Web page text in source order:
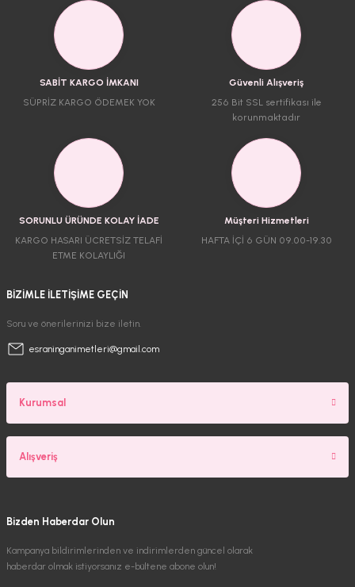
SABİT KARGO İMKANI
SÜPRİZ KARGO ÖDEMEK YOK
Güvenli Alışveriş
256 Bit SSL sertifikası ile
korunmaktadır
SORUNLU ÜRÜNDE KOLAY İADE
KARGO HASARI ÜCRETSİZ TELAFİ
ETME KOLAYLIĞI
Müşteri Hizmetleri
HAFTA İÇİ 6 GÜN 09.00-19.30
BİZİMLE İLETİŞİME GEÇİN
Soru ve önerilerinizi bize iletin.
esraninganimetleri@gmail.com
Kurumsal
Alışveriş
Bizden Haberdar Olun
Kampanya bildirimlerinden ve indirimlerden güncel olarak
haberdar olmak istiyorsanız e-bültene abone olun!